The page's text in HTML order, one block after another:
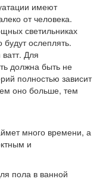
имеют
от человека.
светильниках
ослеплять.
Для
должна быть не
полностью зависит
оно больше, тем
много времени, а
и
пола в ванной